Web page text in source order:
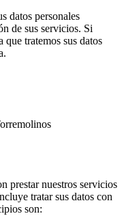
datos personales
de sus servicios. Si
que tratemos sus datos
prestar nuestros servicios
tratar sus datos con
son: